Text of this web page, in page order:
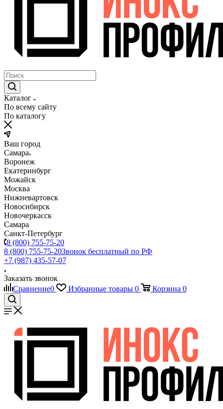
Каталог
По всему сайту
По каталогу
Ваш город
Самара
Воронеж
Екатеринбург
Можайск
Москва
Нижневартовск
Новосибирск
Новочеркасск
Самара
Санкт-Петербург
8 (800) 755-75-20
8 (800) 755-75-20Звонок бесплатный по РФ
+7 (987) 435-57-07
Заказать звонок
Сравнение0 Избранные товары 0 Корзина 0